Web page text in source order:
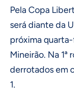
Pela Copa
será diante da
próxima
Mineirão. Na 1ª
derrotados em
1.